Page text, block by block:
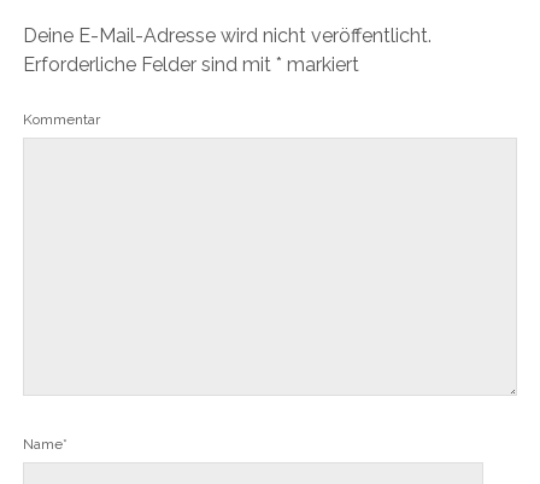
Deine E-Mail-Adresse wird nicht veröffentlicht.
Erforderliche Felder sind mit * markiert
Kommentar
Name*